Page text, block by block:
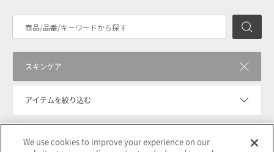
スキンケア
アイテムを絞り込む
価格帯を絞り込む
We use cookies to improve your experience on our